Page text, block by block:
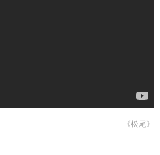
《松尾》